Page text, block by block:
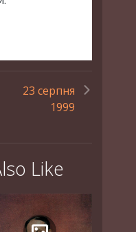
23 серпня
1999
Like